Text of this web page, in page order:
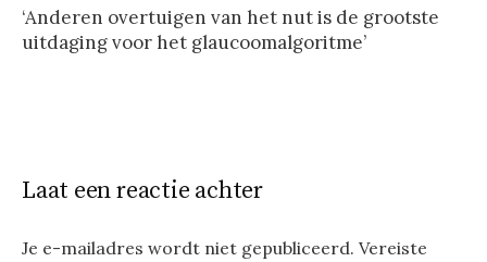
‘Anderen overtuigen van het nut is de grootste
uitdaging voor het glaucoomalgoritme’
Laat een reactie achter
Je e-mailadres wordt niet gepubliceerd. Vereiste